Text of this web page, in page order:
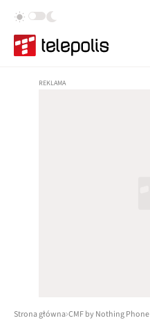
Strona główna CMF by Nothing Phone